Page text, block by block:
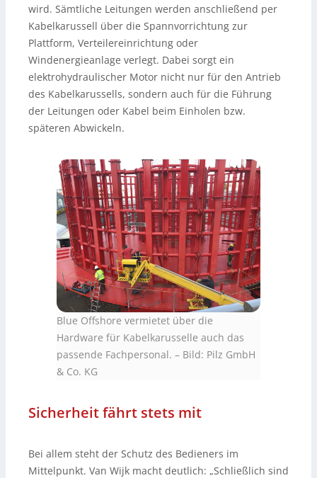
wird. Sämtliche Leitungen werden anschließend per
Kabelkarussell über die Spannvorrichtung zur
Plattform, Verteilereinrichtung oder
Windenergieanlage verlegt. Dabei sorgt ein
elektrohydraulischer Motor nicht nur für den Antrieb
des Kabelkarussells, sondern auch für die Führung
der Leitungen oder Kabel beim Einholen bzw.
späteren Abwickeln.
Blue Offshore vermietet über die
Hardware für Kabelkarusselle auch das
passende Fachpersonal. – Bild: Pilz GmbH
& Co. KG
Sicherheit fährt stets mit
Bei allem steht der Schutz des Bedieners im
Mittelpunkt. Van Wijk macht deutlich: „Schließlich sind